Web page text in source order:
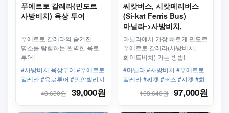
푸에르토 갈레라(민도르
사방비치) 육상 투어
푸에르토 갈레라의 숨겨진
명소를 탐험하는 완벽한 육로
투어!
#사방비치 육상투어 #푸에르토
갈레라 #육로투어 #망얀빌리지
#타마라오폭포 #피크닉식사
43,680원 39,000원
씨캇버스, 시캇페리버스
(Si-kat Ferris Bus)
마닐라->사방비치,
화이트비치(푸에르토
칼레라)까지 한번에
마닐라에서 가장 빠르게 민도르
푸에르토 갈레라(사방비치,
화이트비치) 가는 방법!
#마닐라 #사방비치 #푸에르토
갈레라 #씨켓 #버스 #시켓 #화
108,640원 97,000원